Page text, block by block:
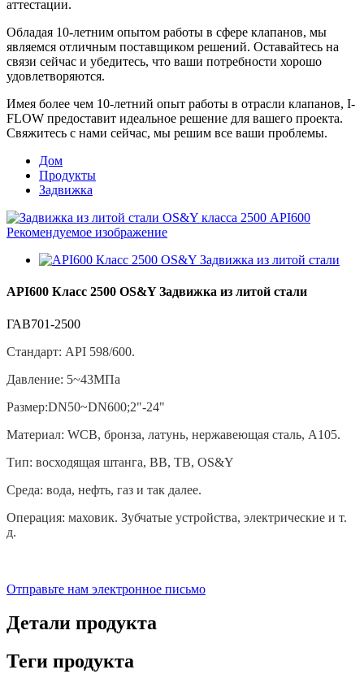
аттестации.
Обладая 10-летним опытом работы в сфере клапанов, мы
являемся отличным поставщиком решений. Оставайтесь на
связи сейчас и убедитесь, что ваши потребности хорошо
удовлетворяются.
Имея более чем 10-летний опыт работы в отрасли клапанов, I-
FLOW предоставит идеальное решение для вашего проекта.
Свяжитесь с нами сейчас, мы решим все ваши проблемы.
Дом
Продукты
Задвижка
API600 Класс 2500 OS&Y Задвижка из литой стали
ГАВ701-2500
Стандарт: API 598/600.
Давление: 5~43МПа
Размер:DN50~DN600;2"-24"
Материал: WCB, бронза, латунь, нержавеющая сталь, A105.
Тип: восходящая штанга, BB, TB, OS&Y
Среда: вода, нефть, газ и так далее.
Операция: маховик. Зубчатые устройства, электрические и т.
д.
Отправьте нам электронное письмо
Детали продукта
Теги продукта